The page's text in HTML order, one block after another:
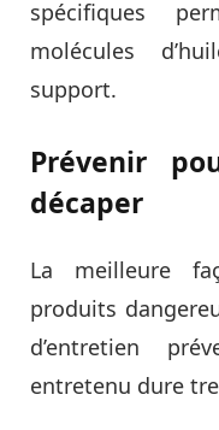
spécifiques
molécules
support.
Prévenir
décaper
La meilleure
produits
d’entretien
entretenu dure